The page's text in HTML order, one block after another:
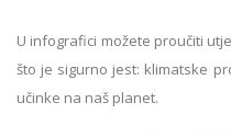
U infografici možete proučiti
što je sigurno jest: klimatske
učinke na naš planet.